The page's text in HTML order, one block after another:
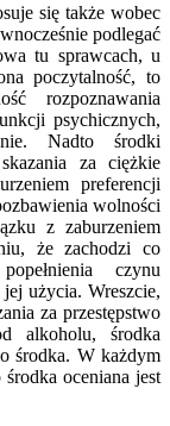
się także wobec
podlegać
tu sprawcach, u
poczytalność, to
rozpoznawania
psychicznych,
Nadto środki
za ciężkie
preferencji
wolności
z zaburzeniem
że zachodzi co
czynu
użycia. Wreszcie,
za przestępstwo
alkoholu, środka
środka. W każdym
oceniana jest